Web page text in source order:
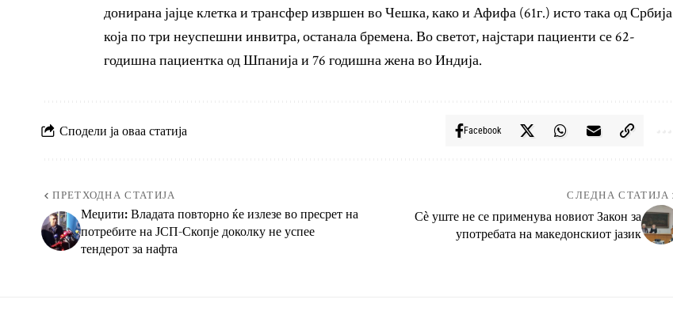
донирана јајце клетка и трансфер извршен во Чешка, како и Афифа (61г.) исто така од Србија
која по три неуспешни инвитра, останала бремена. Во светот, најстари пациенти се 62-
годишна пациентка од Шпанија и 76 годишна жена во Индија.
Сподели ја оваа статија Facebook
ПРЕТХОДНА СТАТИЈА
Меџити: Владата повторно ќе излезе во пресрет на
потребите на ЈСП-Скопје доколку не успее
тендерот за нафта
СЛЕДНА СТАТИЈА
Сѐ уште не се применува новиот Закон за
употребата на македонскиот јазик